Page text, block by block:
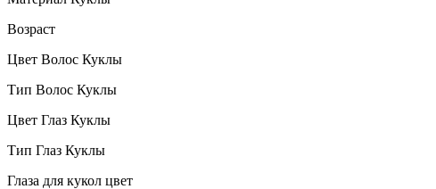
Возраст
Цвет Волос Куклы
Тип Волос Куклы
Цвет Глаз Куклы
Тип Глаз Куклы
Глаза для кукол цвет